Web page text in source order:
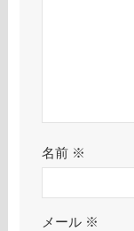
名前 ※
メール ※